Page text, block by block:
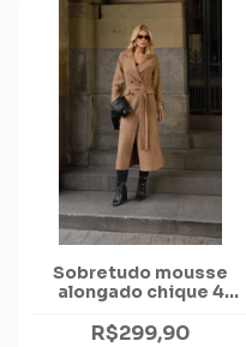
Sobretudo mousse
alongado chique 4
R$299,90